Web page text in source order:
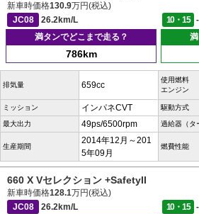
新車時価格130.9万円(税込)
JC08
26.2km/L 10・15
満タンでどこまで走る？
786km
排気量 659cc
使用燃料
エンジン
ミッション インパネCVT 駆動方式
最大出力 49ps/6500rpm 過給器（タ
生産期間
2014年12月～201
5年09月
燃費性能
660 X Vセレクション +SafetyII
新車時価格128.1万円(税込)
JC08
26.2km/L 10・15